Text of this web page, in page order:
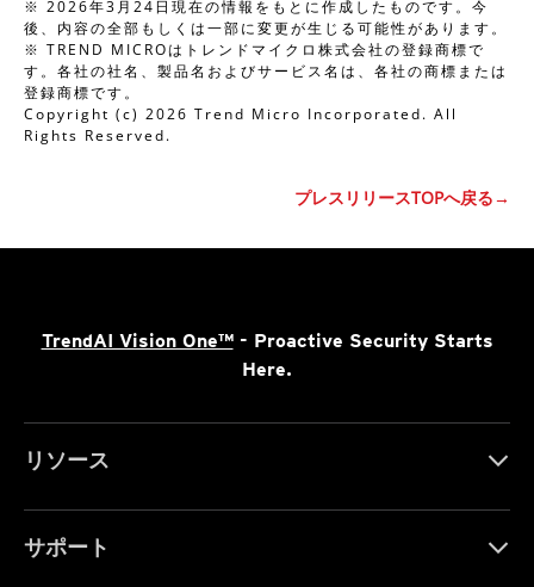
※ 2026年3月24日現在の情報をもとに作成したものです。今
後、内容の全部もしくは一部に変更が生じる可能性があります。
※ TREND MICROはトレンドマイクロ株式会社の登録商標で
す。各社の社名、製品名およびサービス名は、各社の商標または
登録商標です。
Copyright (c) 2026 Trend Micro Incorporated. All
Rights Reserved.
プレスリリースTOPへ戻る→
TrendAI Vision One™- Proactive Security Starts
Here.
リソース
サポート